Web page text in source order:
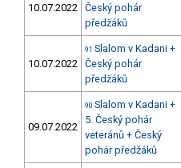
10.07.2022 Český pohár
předžáků
10.07.2022
91 Slalom v Kadani +
Český pohár
předžáků
09.07.2022
90 Slalom v Kadani +
5. Český pohár
veteránů + Český
pohár předžáků